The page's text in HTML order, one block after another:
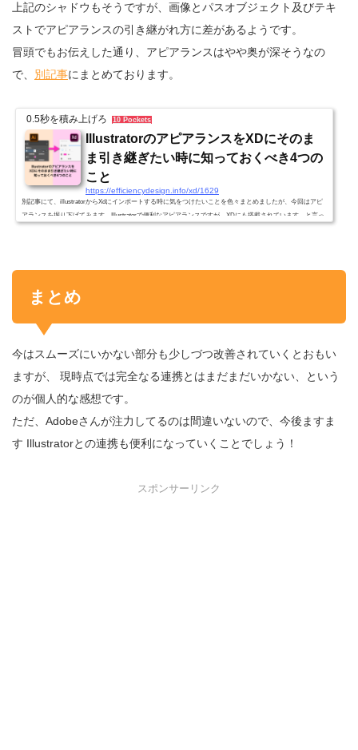
上記のシャドウもそうですが、画像とパスオブジェクト及びテキ
ストでアピアランスの引き継がれ方に差があるようです。
冒頭でもお伝えした通り、アピアランスはやや奥が深そうなの
で、 別記事にまとめております。
0.5秒を積み上げろ 10 Pockets
IllustratorのアピアランスをXDにそのま
ま引き継ぎたい時に知っておくべき4つの
こと
https://efficiencydesign.info/xd/1629
別記事にて、illustratorからXdにインポートする時に気をつけたいことを色々まとめましたが、今回はアピ
アランスを掘り下げてみます。Illustratorで便利なアピアランスですが、XDにも搭載されています。と言っ
検証して...
まとめ
今はスムーズにいかない部分も少しづつ改善されていくとおもい
ますが、 現時点では完全なる連携とはまだまだいかない、という
のが個人的な感想です。
ただ、Adobeさんが注力してるのは間違いないので、今後ますま
す Illustratorとの連携も便利になっていくことでしょう！
スポンサーリンク